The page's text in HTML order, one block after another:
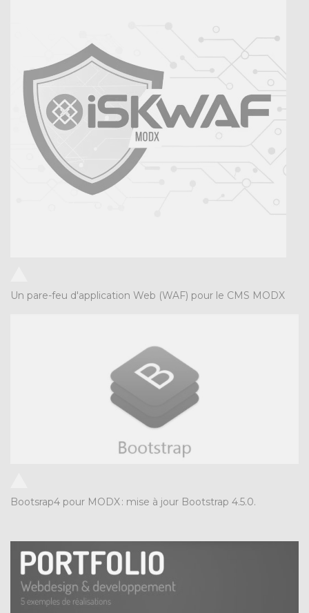
Un pare-feu d'application Web (WAF) pour le CMS MODX
Bootsrap4 pour MODX: mise à jour Bootstrap 4.5.0.